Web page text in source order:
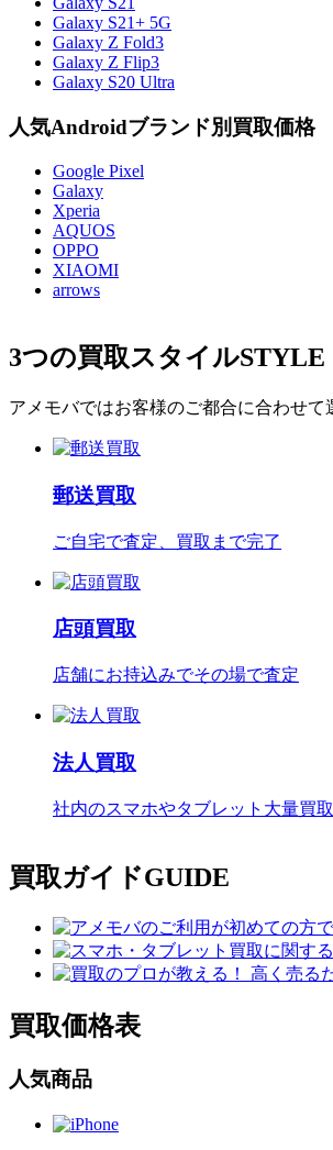
Galaxy S21+ 5G
Galaxy Z Fold3
Galaxy Z Flip3
Galaxy S20 Ultra
人気Androidブランド別買取価格
Google Pixel
Galaxy
Xperia
AQUOS
OPPO
XIAOMI
arrows
3つの買取スタイルSTYLE
アメモバではお客様のご都合に合わせ
郵送買取
ご自宅で査定、買取まで完了
店頭買取
店舗にお持込みでその場で査定
法人買取
社内のスマホやタブレット大量買
買取ガイドGUIDE
買取価格表
人気商品